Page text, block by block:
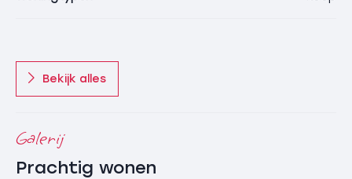
Bestaande gebouw
De begane grond van het bestaande gebouw ligt
Bij de hoofdentree zijn voor beide appartementen een
postkast opgenomen, bellentableau en intercom met
Bekijk alles
Galerij
Prachtig wonen